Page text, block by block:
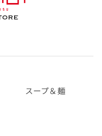
スープ＆麺